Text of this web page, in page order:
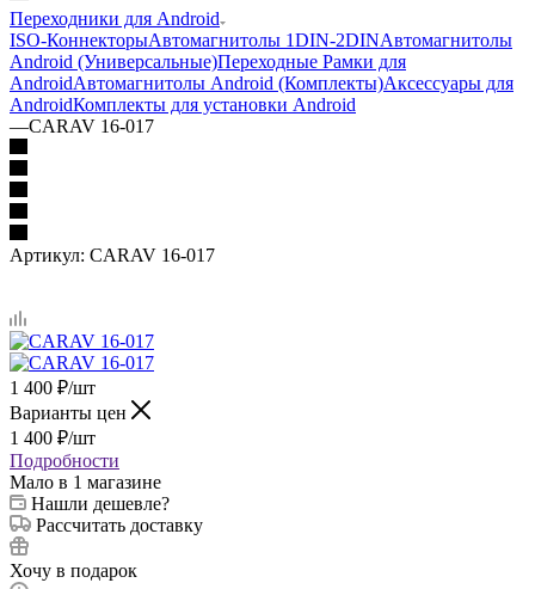
Переходники для Android
ISO-КоннекторыАвтомагнитолы 1DIN-2DINАвтомагнитолы
Android (Универсальные)Переходные Рамки для
AndroidАвтомагнитолы Android (Комплекты)Аксессуары для
AndroidКомплекты для установки Android
—CARAV 16-017
Артикул: CARAV 16-017
1 400 ₽/шт
Варианты цен
1 400 ₽/шт
Подробности
Мало в 1 магазине
Нашли дешевле?
Рассчитать доставку
Хочу в подарок